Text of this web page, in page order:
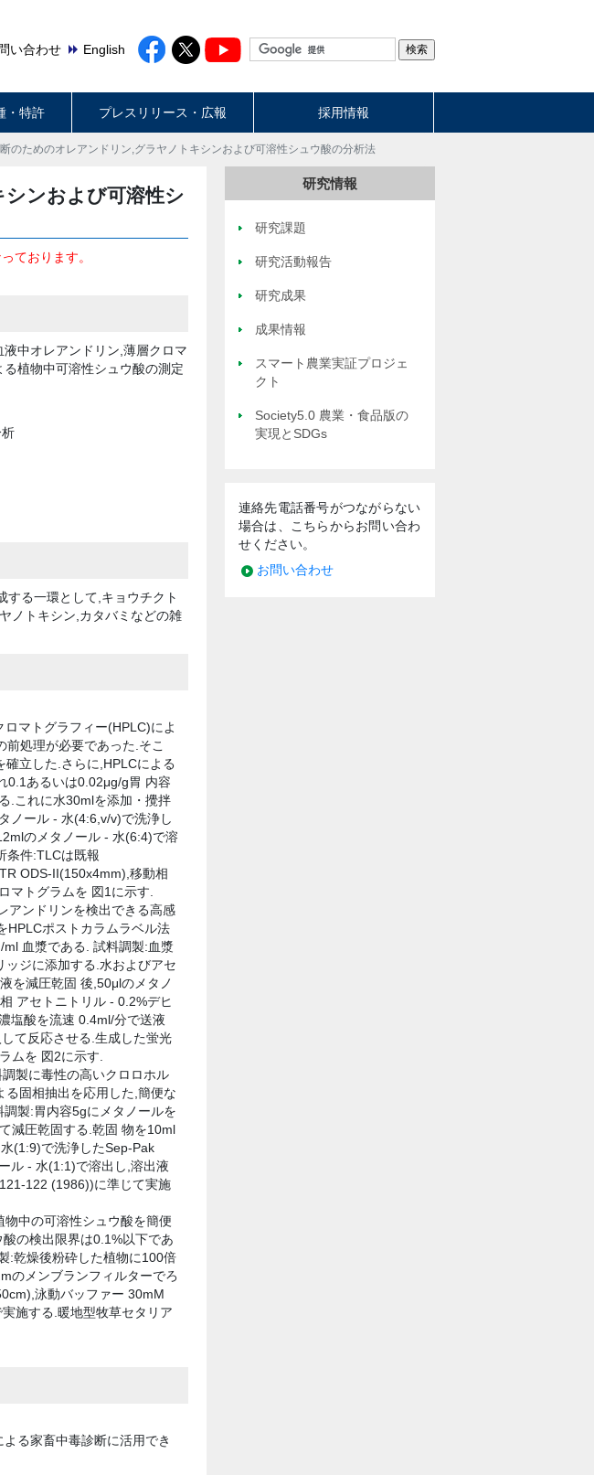
い合わせ English
・特許 プレスリリース・広報 採用情報
のためのオレアンドリン,グラヤノトキシンおよび可溶性シュウ酸の分析法
ンおよび可溶性シ
ております。
中オレアンドリン,薄層クロマ
植物中可溶性シュウ酸の測定
する一環として,キョウチクト
ノトキシン,カタバミなどの雑
マトグラフィー(HPLC)によ
処理が必要であった.そこ
立した.さらに,HPLCによる
0.1あるいは0.02μg/g胃 内容
.これに水30mlを添加・攪拌
ノール - 水(4:6,v/v)で洗浄し
のメタノール - 水(6:4)で溶
条件:TLCは既報
ODS-II(150x4mm),移動相
マトグラムを 図1に示す.
アンドリンを検出できる高感
HPLCポストカラムラベル法
血漿である. 試料調製:血漿
ジに添加する.水およびアセ
を減圧乾固 後,50μlのメタノ
アセトニトリル - 0.2%デヒ
塩酸を流速 0.4ml/分で送液
て反応させる.生成した蛍光
ムを 図2に示す.
製に毒性の高いクロロホル
る固相抽出を応用した,簡便な
製:胃内容5gにメタノールを
減圧乾固する.乾固 物を10ml
(1:9)で洗浄したSep-Pak
ル - 水(1:1)で溶出し,溶出液
122 (1986))に準じて実施
中の可溶性シュウ酸を簡便
の検出限界は0.1%以下であ
:乾燥後粉砕した植物に100倍
のメンブランフィルターでろ
泳動バッファー 30mM
施する.暖地型牧草セタリア
る家畜中毒診断に活用でき
研究情報
研究課題
研究活動報告
研究成果
成果情報
スマート農業実証プロジェ
クト
Society5.0 農業・食品版の
実現とSDGs
連絡先電話番号がつながらない
場合は、こちらからお問い合わ
せください。
お問い合わせ